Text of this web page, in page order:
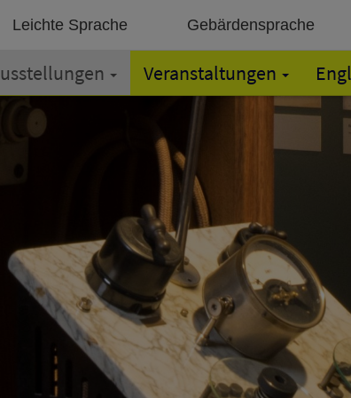
Leichte Sprache Gebärdensprache
Veranstaltungen